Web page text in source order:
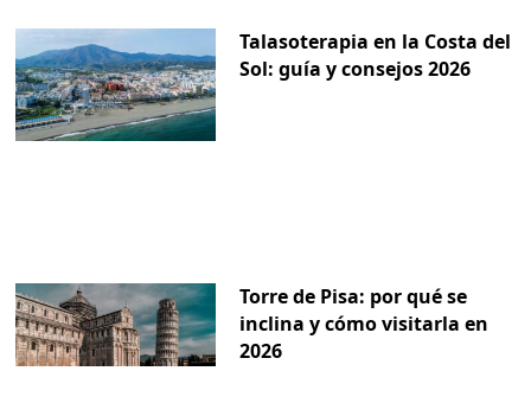
Talasoterapia en la Costa del
Sol: guía y consejos 2026
Torre de Pisa: por qué se
inclina y cómo visitarla en
2026